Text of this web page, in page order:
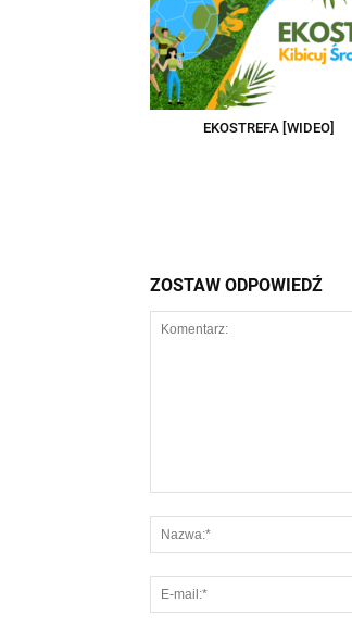
EKOSTREFA [WIDEO]
ZOSTAW ODPOWIEDŹ